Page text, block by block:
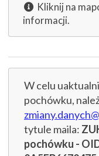
Kliknij na
informacji.
W celu
pochówku,
tytule maila:
pochówku -